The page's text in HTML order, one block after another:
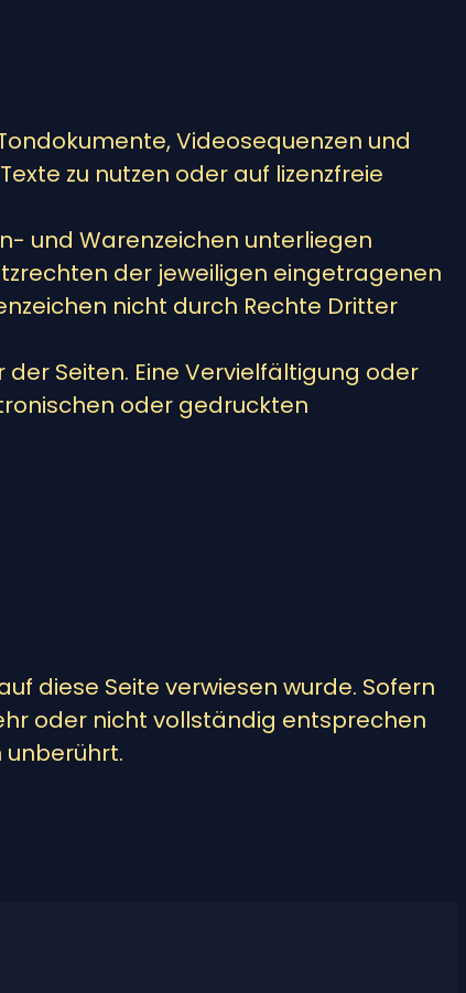
Videosequenzen und
zu nutzen oder auf lizenzfreie
und Warenzeichen unterliegen
der jeweiligen eingetragenen
nicht durch Rechte Dritter
Seiten. Eine Vervielfältigung oder
oder gedruckten
diese Seite verwiesen wurde. Sofern
oder nicht vollständig entsprechen
unberührt.